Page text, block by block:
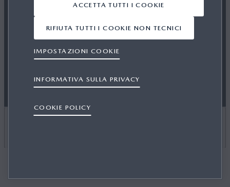
STANDARD MAZDA
Dichiarazione di accessibilità Privacy Cookie
Stampa Contattaci Newsletter
INFORMATIVA SULLA PRIVACY
COOKIE POLICY
IMPOSTAZIONI COOKIE
RIFIUTA TUTTI I COOKIE NON TECNICI
ACCETTA TUTTI I COOKIE